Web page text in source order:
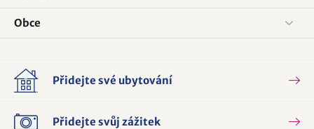
Obce
Přidejte své ubytování
Přidejte svůj zážitek